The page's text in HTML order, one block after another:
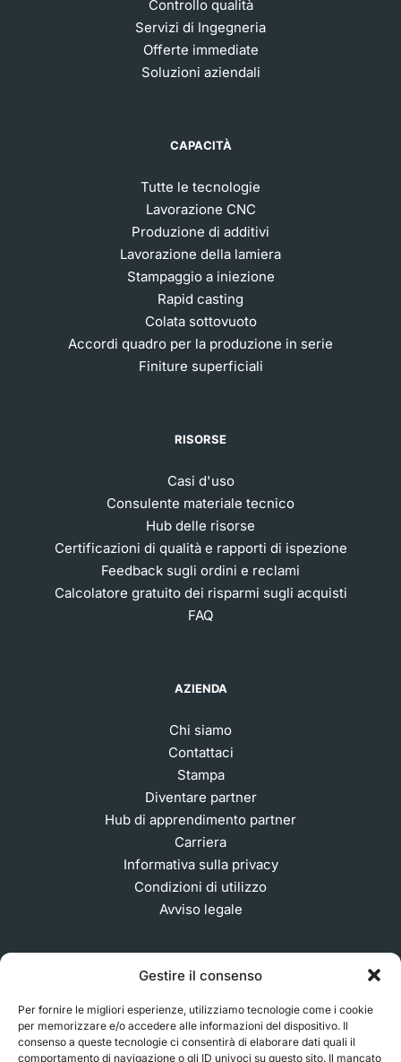
Gestire il consenso
Per fornire le migliori esperienze, utilizziamo tecnologie come i cookie
per memorizzare e/o accedere alle informazioni del dispositivo. Il
consenso a queste tecnologie ci consentirà di elaborare dati quali il
comportamento di navigazione o gli ID univoci su questo sito. Il mancato
Controllo qualità
Servizi di Ingegneria
Offerte immediate
Soluzioni aziendali
CAPACITÀ
Tutte le tecnologie
Lavorazione CNC
Produzione di additivi
Lavorazione della lamiera
Stampaggio a iniezione
Rapid casting
Colata sottovuoto
Accordi quadro per la produzione in serie
Finiture superficiali
RISORSE
Casi d'uso
Consulente materiale tecnico
Hub delle risorse
Certificazioni di qualità e rapporti di ispezione
Feedback sugli ordini e reclami
Calcolatore gratuito dei risparmi sugli acquisti
FAQ
AZIENDA
Chi siamo
Contattaci
Stampa
Diventare partner
Hub di apprendimento partner
Carriera
Informativa sulla privacy
Condizioni di utilizzo
Avviso legale
ISCRIVITI ALLA NOSTRA NEWSLETTER